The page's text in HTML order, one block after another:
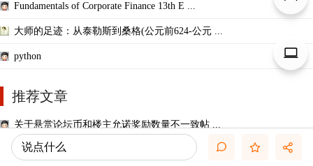
Fundamentals of Corporate Finance 13th E ...
大师的足迹：从泰勒斯到桑格(公元前624-公元 ...
python
推荐文章
关于悬赏论坛币和楼主允诺奖励数量不一致帖 ...
关于如何利用文献的若干建议
说点什么